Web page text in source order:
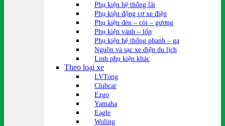
Phụ kiện hệ thống lái
Phụ kiện động cơ xe điện
Phụ kiện đèn – còi – gương
Phụ kiện vành – lốp
Phụ kiện hệ thống phanh – ga
Nguồn và sạc xe điện du lịch
Linh phụ kiện khác
Theo loại xe
LVTong
Clubcar
Ezgo
Yamaha
Eagle
Wuling